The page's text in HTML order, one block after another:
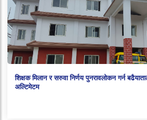
शिक्षक मिलान र सरुवा निर्णय पुनरावलोकन गर्न
अल्टिमेटम